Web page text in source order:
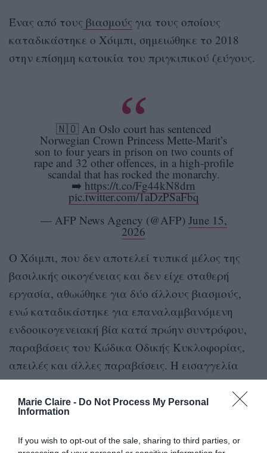
Marie Claire - Do Not Process My Personal
Information
If you wish to opt-out of the sale, sharing to third parties, or
Ένας από τους βιασμούς για τους οποίους
καταδικάστηκε ο Χόιμπι, σημειώθηκε το 2018
στην επίσημη κατοικία του πριγκιπικού ζεύγους.
🇳🇴 An Oslo court has sentenced
Norwegian Crown Princess Mette-Marit’s
son to four years in prison on two counts of
rape and 32 other offences, in a high-profile
scandal that has rocked the monarchy.
➡️ https://t.co/Fg44kN8drn
pic.twitter.com/1aDzPSaFbq
— AFP News Agency (@AFP) June 15,
2026
Ο Χόιμπι, που δεν αποτελεί τυπικά μέλος της
βασιλικής οικογένειας και δεν είχε σταθερή
εργασία, αθωώθηκε για δύο άλλους βιασμούς,
ενώ καταδικάστηκε για επαναλαμβανόμενη
ενδοοικογενειακή βία κατά πρώην συντρόφου,
παραβάσεις του Κώδικα Οδικής Κυκλοφορίας,
απειλές και άλλες παραβάσεις. Η εισαγγελία
είχε ζητήσει ποινή επτά ετών.